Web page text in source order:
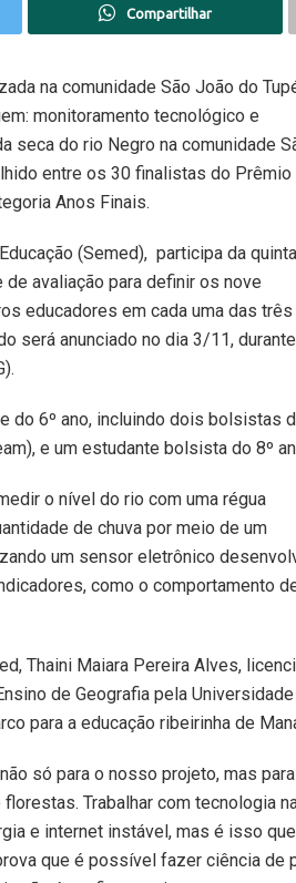
Compartilhar
na comunidade São João do
monitoramento tecnológico e
seca do rio Negro na comunidade
entre os 30 finalistas do Prêmio
Anos Finais.
(Semed), participa da quinta
avaliação para definir os nove
educadores em cada uma das três
será anunciado no dia 3/11,
do 6º ano, incluindo dois bolsistas
e um estudante bolsista do 8º
o nível do rio com uma régua
de chuva por meio de um
um sensor eletrônico
como o comportamento
Thaini Maiara Pereira Alves,
de Geografia pela
para a educação ribeirinha de
só para o nosso projeto, mas
Trabalhar com tecnologia
e internet instável, mas é isso que
que é possível fazer ciência de